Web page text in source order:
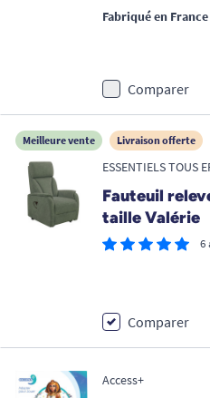
Fabriqué en France
Comparer
Meilleure vente Livraison offerte
ESSENTIELS TOUS
Fauteuil
taille Valérie
6
Comparer
Access+